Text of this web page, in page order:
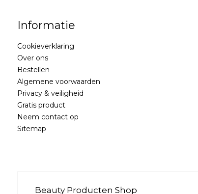
Informatie
Cookieverklaring
Over ons
Bestellen
Algemene voorwaarden
Privacy & veiligheid
Gratis product
Neem contact op
Sitemap
Beauty Producten Shop